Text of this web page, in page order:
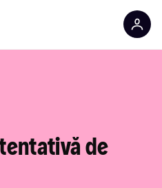
de